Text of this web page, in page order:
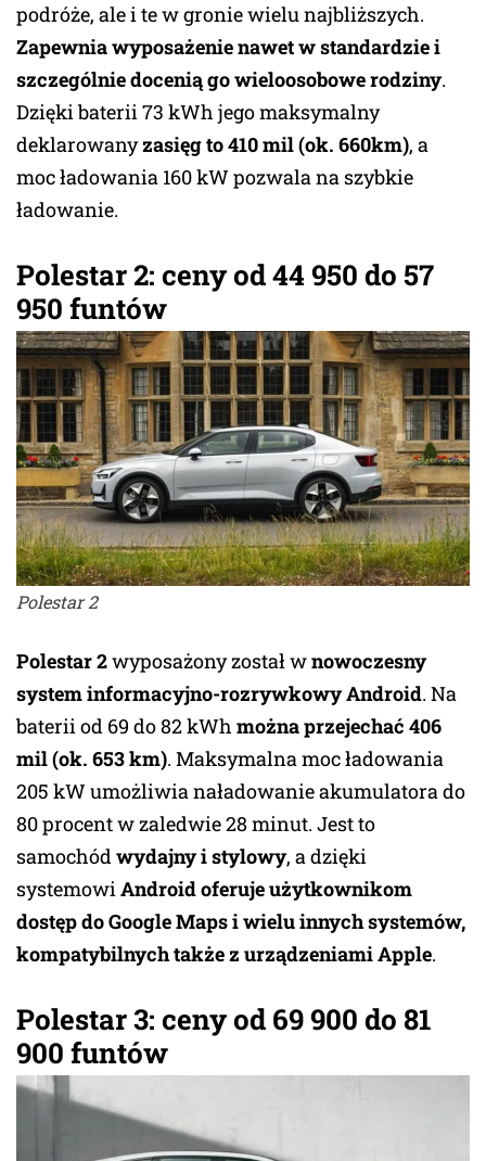
podróże, ale i te w gronie wielu najbliższych.
Zapewnia wyposażenie nawet w standardzie i
szczególnie docenią go wieloosobowe rodziny.
Dzięki baterii 73 kWh jego maksymalny
deklarowanyzasięg to 410 mil (ok. 660km), a
moc ładowania 160 kW pozwala na szybkie
ładowanie.
Polestar 2: ceny od 44 950 do 57
950 funtów
Polestar 2
Polestar 2wyposażony został wnowoczesny
system informacyjno-rozrywkowy Android. Na
baterii od 69 do 82 kWh można przejechać 406
mil (ok. 653 km). Maksymalna moc ładowania
205 kW umożliwia naładowanie akumulatora do
80 procent w zaledwie 28 minut. Jest to
samochódwydajny i stylowy, a dzięki
systemowiAndroid oferuje użytkownikom
dostęp do Google Maps i wielu innych systemów,
kompatybilnych także z urządzeniami Apple.
Polestar 3: ceny od 69 900 do 81
900 funtów